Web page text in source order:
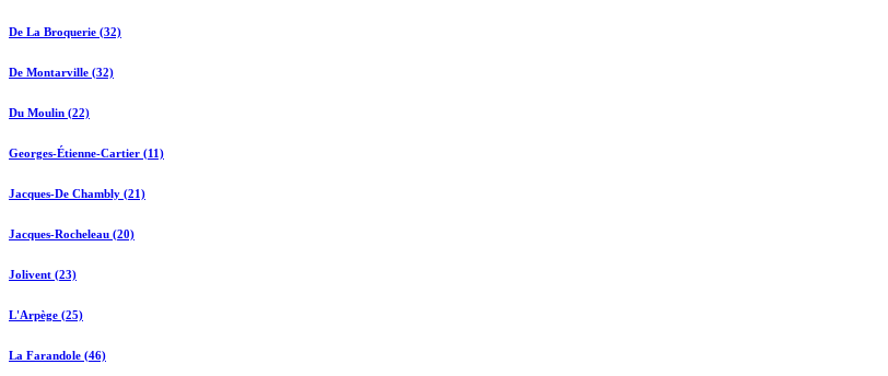
De La Broquerie (32)
De Montarville (32)
Du Moulin (22)
Georges-Étienne-Cartier (11)
Jacques-De Chambly (21)
Jacques-Rocheleau (20)
Jolivent (23)
L'Arpège (25)
La Farandole (46)